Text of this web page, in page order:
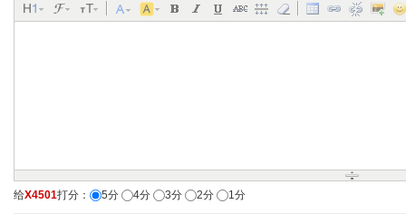
给X4501打分： 5分 4分 3分 2分 1分